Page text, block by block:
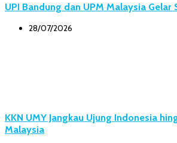
UPI Bandung dan UPM Malaysia Gelar
28/07/2026
KKN UMY Jangkau Ujung Indonesia
Malaysia